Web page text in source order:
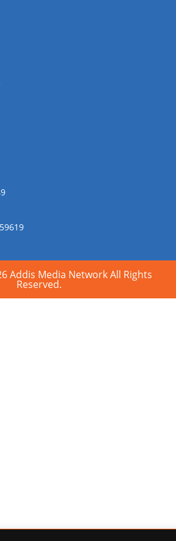
Addis Media Network All Rights
Reserved.